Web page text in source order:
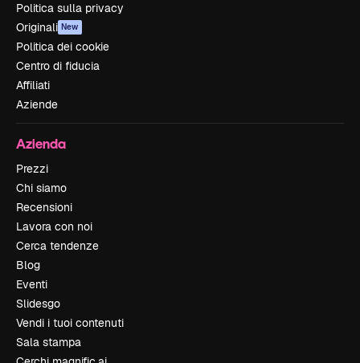
Politica sulla privacy
Originali New
Politica dei cookie
Centro di fiducia
Affiliati
Aziende
Azienda
Prezzi
Chi siamo
Recensioni
Lavora con noi
Cerca tendenze
Blog
Eventi
Slidesgo
Vendi i tuoi contenuti
Sala stampa